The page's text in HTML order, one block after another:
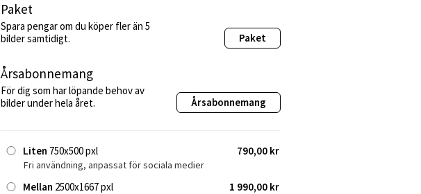
Paket
Spara pengar om du köper fler än 5
bilder samtidigt.
Paket
Årsabonnemang
För dig som har löpande behov av
bilder under hela året.
Årsabonnemang
Liten 750x500 pxl 790,00 kr
Fri användning, anpassat för sociala medier
Mellan 2500x1667 pxl 1 990,00 kr